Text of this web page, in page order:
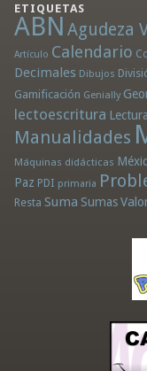
ETIQUETAS
ABN Agudeza
Artículo Calendario
Decimales Dibujos
Gamificación Genially
lectoescritura Lectura
Manualidades
Máquinas didácticas
Paz PDI primaria
Resta Suma Sumas